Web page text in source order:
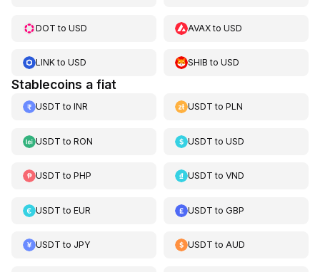
DOT to USD AVAXtoUSD
LINKto USD SHIB toUSD
Stablecoins a fiat
USDT to INR USDT toPLN
USDT to RON USDT toUSD
USDT to PHP USDT toVND
USDT to EUR USDT toGBP
USDT to JPY USDT toAUD